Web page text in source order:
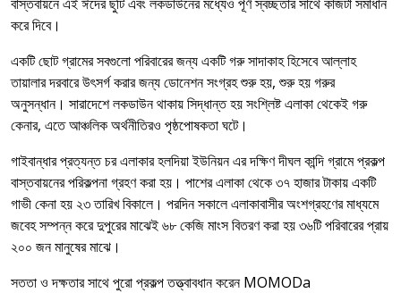
করে দিবে।
একটি ছোট গ্রামের সবগুলো পরিবারের জন্য একটি গরু সাদাকাহ হিসেবে আল্লাহ
তায়ালার দরবারে উৎসর্গ করার জন্য ডোনেশন সংগ্রহ শুরু হয়, শুরু হয় গরুর
অনুসন্ধান। সারাদেশে লকডাউন থাকায় সিদ্ধান্ত হয় সংশ্লিষ্ট এলাকা থেকেই গরু
কেনার, এতে আঞ্চলিক অর্থনীতিরও পৃষ্ঠপোষকতা ঘটে।
গাইবান্ধার প্রত্যন্ত চর এলাকার হলদিয়া ইউনিয়ন এর দক্ষিণ দীঘল কান্দি গ্রামে প্রকল্প
বাস্তবায়নের পরিকল্পনা গ্রহণ করা হয়। পাশের এলাকা থেকে ৩৭ হাজার টাকায় একটি
গাভী কেনা হয় ২৩ তারিখ বিকালে। পরদিন সকালে এলাকাবাসীর অংশগ্রহণের মাধ্যমে
জবেহ সম্পন্ন করে দুপুরের মাঝেই ৬৮ কেজি মাংস বিতরণ করা হয় ৩৬টি পরিবারের প্রায়
২০০ জন মানুষের মাঝে।
সততা ও দক্ষতার সাথে পুরো প্রকল্প তত্ত্বাবধান করেন MOMODa